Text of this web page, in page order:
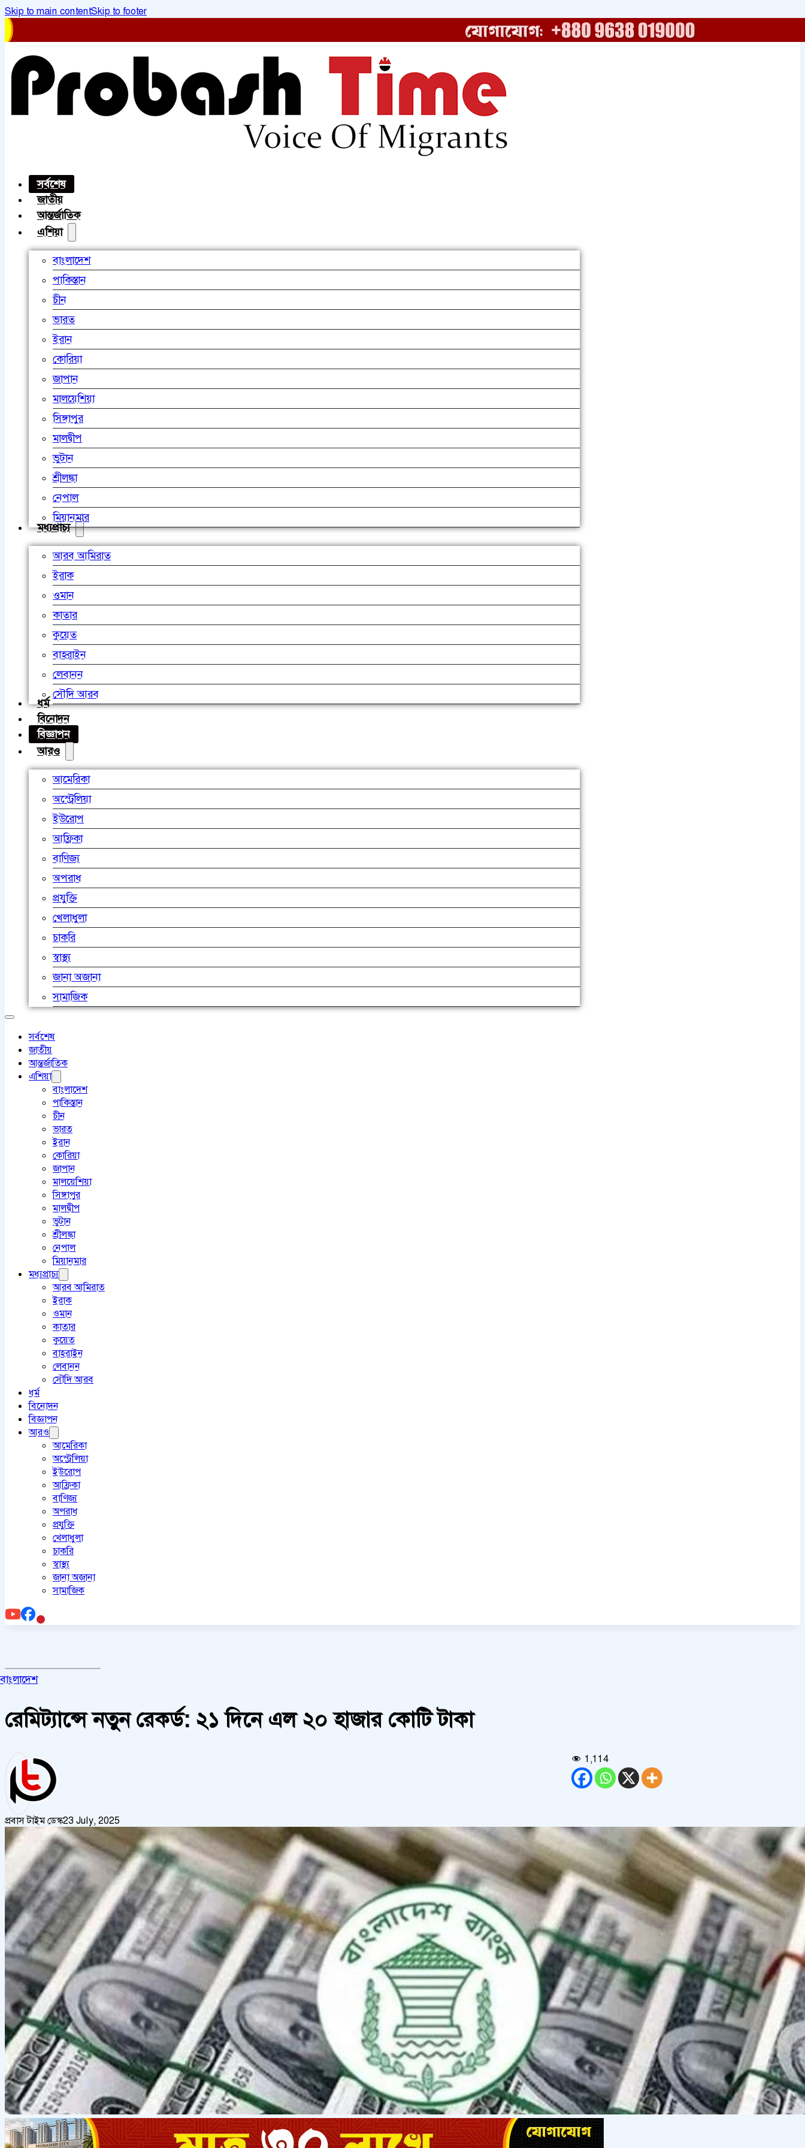
Skip to main contentSkip to footer
সর্বশেষ
জাতীয়
আন্তর্জাতিক
এশিয়া
বাংলাদেশ
পাকিস্তান
চীন
ভারত
ইরান
কোরিয়া
জাপান
মালয়েশিয়া
সিঙ্গাপুর
মালদ্বীপ
ভুটান
শ্রীলঙ্কা
নেপাল
মিয়ানমার
মধ্যপ্রাচ্য
আরব আমিরাত
ইরাক
ওমান
কাতার
কুয়েত
বাহরাইন
লেবানন
সৌদি আরব
ধর্ম
বিনোদন
বিজ্ঞাপন
আরও
আমেরিকা
অস্ট্রেলিয়া
ইউরোপ
আফ্রিকা
বাণিজ্য
অপরাধ
প্রযুক্তি
খেলাধুলা
চাকরি
স্বাস্থ্য
জানা অজানা
সামাজিক
সর্বশেষ
জাতীয়
আন্তর্জাতিক
এশিয়া
বাংলাদেশ
পাকিস্তান
চীন
ভারত
ইরান
কোরিয়া
জাপান
মালয়েশিয়া
সিঙ্গাপুর
মালদ্বীপ
ভুটান
শ্রীলঙ্কা
নেপাল
মিয়ানমার
মধ্যপ্রাচ্য
আরব আমিরাত
ইরাক
ওমান
কাতার
কুয়েত
বাহরাইন
লেবানন
সৌদি আরব
ধর্ম
বিনোদন
বিজ্ঞাপন
আরও
আমেরিকা
অস্ট্রেলিয়া
ইউরোপ
আফ্রিকা
বাণিজ্য
অপরাধ
প্রযুক্তি
খেলাধুলা
চাকরি
স্বাস্থ্য
জানা অজানা
সামাজিক
বাংলাদেশ
রেমিট্যান্সে নতুন রেকর্ড: ২১ দিনে এল ২০ হাজার কোটি টাকা
প্রবাস টাইম ডেস্ক23 July, 2025
1,114